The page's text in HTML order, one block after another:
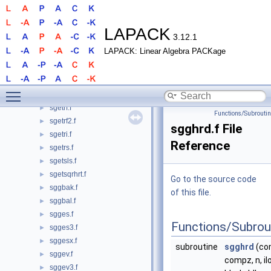
LAPACK 3.12.1
LAPACK: Linear Algebra PACKage
► sgesvdx.f
► sgesvj.f
► sgesvx.f
► sgesvxx.f
► sgetc2.f
► sgetrf.f
► sgetrf2.f
► sgetri.f
► sgetrs.f
► sgetsls.f
► sgetsqrhrt.f
► sggbak.f
► sggbal.f
► sgges.f
► sgges3.f
► sggesx.f
► sggev.f
► sggev3.f
Functions/
sgghrd.f File
Reference
Go to the source code
of this file.
Functions/
subroutine sgghrd
compz, n,